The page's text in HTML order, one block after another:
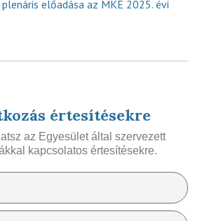
előadása az MKE 2025. évi
értesítésekre
az Egyesület által szervezett
kapcsolatos értesítésekre.